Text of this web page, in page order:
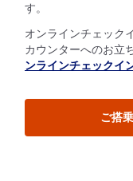
す。
オンラインチェック
カウンターへのお立
ンラインチェックイ
ご搭